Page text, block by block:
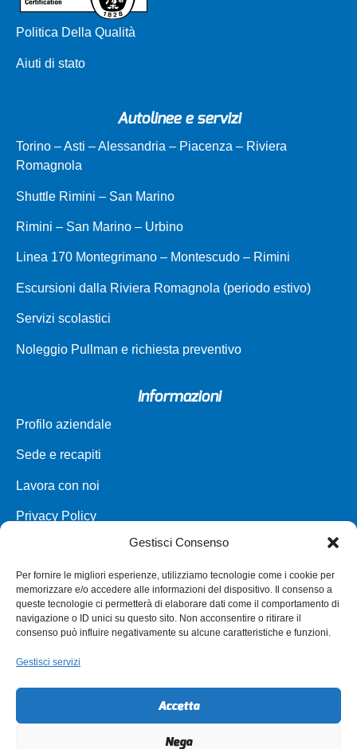
Gestisci Consenso
Per fornire le migliori esperienze, utilizziamo tecnologie come i cookie per
memorizzare e/o accedere alle informazioni del dispositivo. Il consenso a
queste tecnologie ci permetterà di elaborare dati come il comportamento di
navigazione o ID unici su questo sito. Non acconsentire o ritirare il
consenso può influire negativamente su alcune caratteristiche e funzioni.
Gestisci servizi
Accetta
Nega
Politica Della Qualità
Aiuti di stato
Autolinee e servizi
Torino – Asti – Alessandria – Piacenza – Riviera
Romagnola
Shuttle Rimini – San Marino
Rimini – San Marino – Urbino
Linea 170 Montegrimano – Montescudo – Rimini
Escursioni dalla Riviera Romagnola (periodo estivo)
Servizi scolastici
Noleggio Pullman e richiesta preventivo
Informazioni
Profilo aziendale
Sede e recapiti
Lavora con noi
Privacy Policy
Parco veicoli a noleggio
Assistenza
Punti vendita
Annullamento e Rimborso Biglietto
Autorizzazioni per i minori